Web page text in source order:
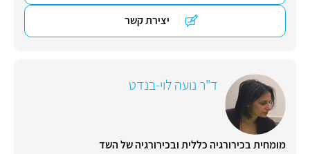
יצירת קשר
ד"ר נועה לוי-בנדט
מומחית בכירורגיה כללית ובכירורגיה של השד